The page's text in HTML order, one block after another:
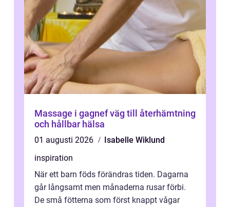
Massage i gagnef väg till återhämtning
och hållbar hälsa
01 augusti 2026
Isabelle Wiklund
inspiration
När ett barn föds förändras tiden. Dagarna
går långsamt men månaderna rusar förbi.
De små fötterna som först knappt vågar